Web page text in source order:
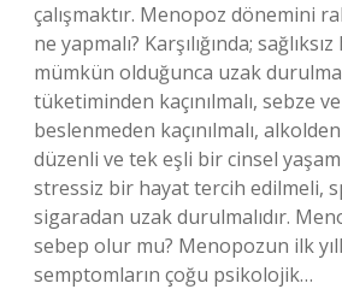
çalışmaktır. Menopoz dönemini
ne yapmalı? Karşılığında;
mümkün olduğunca uzak
tüketiminden kaçınılmalı, sebze
beslenmeden kaçınılmalı,
düzenli ve tek eşli bir cinsel
stressiz bir hayat tercih edilmeli,
sigaradan uzak durulmalıdır.
sebep olur mu? Menopozun ilk
semptomların çoğu psikolojik…